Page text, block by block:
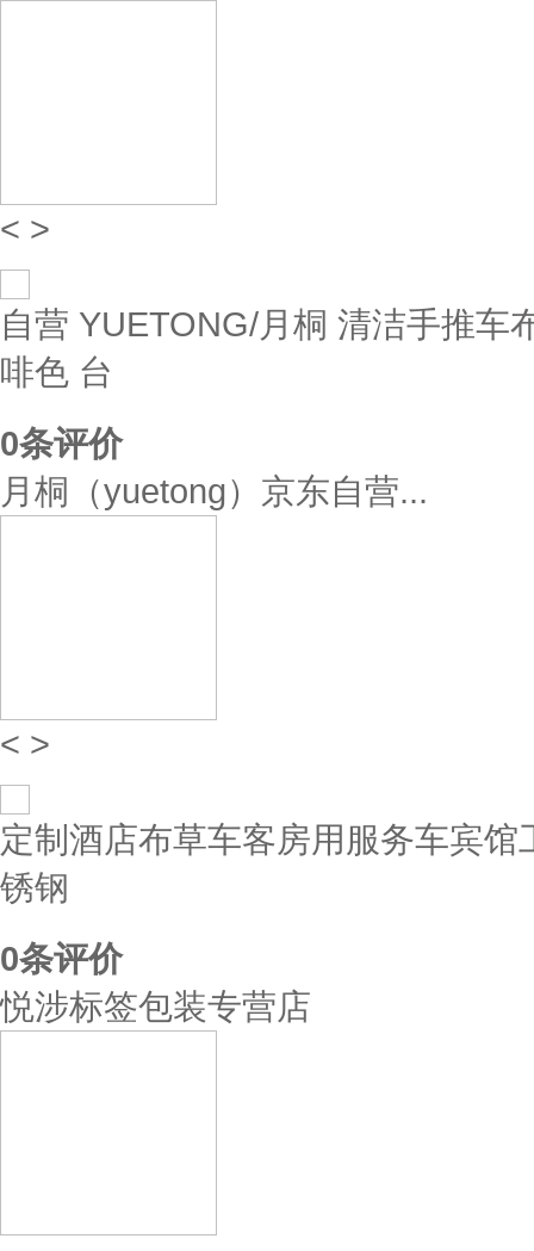
< >
自营 YUETONG/月桐 清洁手推车
啡色 台
0条评价
月桐（yuetong）京东自营...
< >
定制酒店布草车客房用服务车宾
锈钢
0条评价
悦涉标签包装专营店